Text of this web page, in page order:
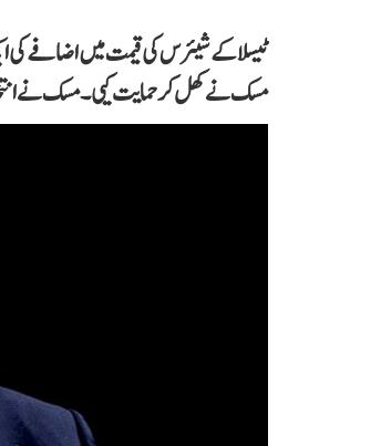
ٹیسلا کے شیئرس کی قیمت میں اضافے کی
مسک نے کھل کر حمایت کیی۔ مسک نے انتخابی مہم میں 100 کروڑ